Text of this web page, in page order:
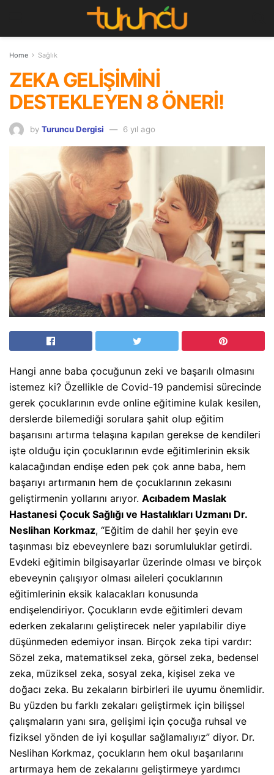
Home Sağlık
ZEKA GELİŞİMİNİ
DESTEKLEYEN 8 ÖNERİ!
by Turuncu Dergisi 6 yıl ago
Hangi anne baba çocuğunun zeki ve başarılı olmasını
istemez ki? Özellikle de Covid-19 pandemisi sürecinde
gerek çocuklarının evde online eğitimine kulak kesilen,
derslerde bilemediği sorulara şahit olup eğitim
başarısını artırma telaşına kapılan gerekse de kendileri
işte olduğu için çocuklarının evde eğitimlerinin eksik
kalacağından endişe eden pek çok anne baba, hem
başarıyı artırmanın hem de çocuklarının zekasını
geliştirmenin yollarını arıyor. Acıbadem Maslak
Hastanesi Çocuk Sağlığı ve Hastalıkları Uzmanı Dr.
Neslihan Korkmaz, “Eğitim de dahil her şeyin eve
taşınması biz ebeveynlere bazı sorumluluklar getirdi.
Evdeki eğitimin bilgisayarlar üzerinde olması ve birçok
ebeveynin çalışıyor olması aileleri çocuklarının
eğitimlerinin eksik kalacakları konusunda
endişelendiriyor. Çocukların evde eğitimleri devam
ederken zekalarını geliştirecek neler yapılabilir diye
düşünmeden edemiyor insan. Birçok zeka tipi vardır:
Sözel zeka, matematiksel zeka, görsel zeka, bedensel
zeka, müziksel zeka, sosyal zeka, kişisel zeka ve
doğacı zeka. Bu zekaların birbirleri ile uyumu önemlidir.
Bu yüzden bu farklı zekaları geliştirmek için bilişsel
çalışmaların yanı sıra, gelişimi için çocuğa ruhsal ve
fiziksel yönden de iyi koşullar sağlamalıyız” diyor. Dr.
Neslihan Korkmaz, çocukların hem okul başarılarını
artırmaya hem de zekalarını geliştirmeye yardımcı